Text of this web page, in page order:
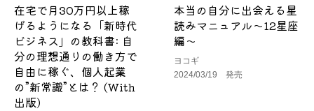
在宅で月30万円以上稼
げるようになる「新時代
ビジネス」の教科書: 自
分の理想通りの働き方で
自由に稼ぐ、個人起業
の”新常識”とは？ (With
出版)
本当の自分に出会える星
読みマニュアル～12星座
編～
ヨコギ
2024/03/19 発売